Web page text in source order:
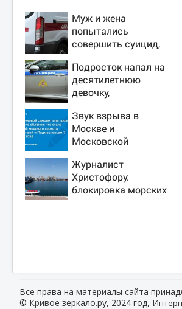
Муж и жена
попытались
совершить суицид,
оперативные
службы
Подросток напал на
десятилетнюю
девочку,
квартиру
Звук взрыва в
Москве и
Московской
2026 года: Причины,
источник, откуда
был громкий хлопок
Журналист
Христофору:
блокировка морских
Все права на материалы сайта
© Кривое зеркало.ру, 2024 год, И